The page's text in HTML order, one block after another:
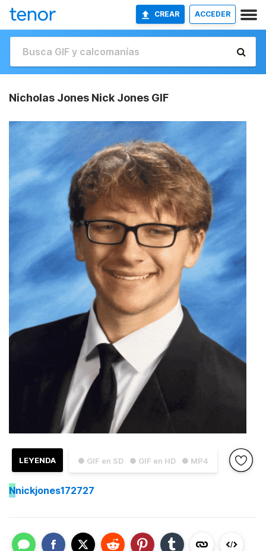
CREAR ACCEDER
Nicholas Jones Nick Jones GIF
● GIF en SD ● GIF en HD ● MP4
LEYENDA
Nnickjones172727